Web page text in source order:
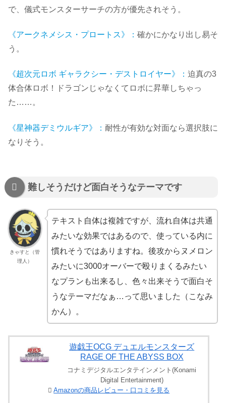
で、儀式モンスターサーチの方が優先されそう。
《アークネメシス・プロートス》： 確かにかなり出し易そ
う。
《超次元ロボ ギャラクシー・デストロイヤー》： 迫真の3
体合体ロボ！ドラゴンじゃなくてロボに昇華しちゃっ
た……。
《星神器デミウルギア》： 耐性が有効な対面なら選択肢に
なりそう。
難しそうだけど面白そうなテーマです
きゃすと（管
理人）
テキスト自体は複雑ですが、流れ自体は共通
みたいな効果ではあるので、使っている内に
慣れそうではありますね。後攻からヌメロン
みたいに3000オーバーで殴りまくるみたい
なプランも出来るし、色々出来そうで面白そ
うなテーマだなぁ…って思いました（こなみ
かん）。
遊戯王OCG デュエルモンスターズ
RAGE OF THE ABYSS BOX
コナミデジタルエンタテインメント(Konami
Digital Entertainment)
Amazonの商品レビュー・口コミを見る